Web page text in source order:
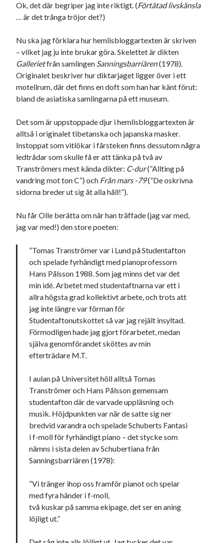
Dessa har något helt annat gemensamt
En amerikansk språkpolis
Egna länkar
Bokstävlar & AI – mitt levebröd. Gå en kurs!
Den stora bloggläsarvärvsveckan
Köttfärslimpan på allas läppar
Länkskolan
Lotten som Sommarpratare (i fantasin alltså: grupp på FB)
Vad ska du laga för mat idag? (Recept!)
Meta
Flöde för kommentarer
WordPress.org
Pejpalla!
Swish: 070-8885542
Ok, det där begriper jag inte riktigt. (Förtätad livskänsla
… är det trånga tröjor det?)
Nu ska jag förklara hur hemlisbloggartexten är skriven
– vilket jag ju inte brukar göra. Skelettet är dikten
Gallerietfrån samlingen Sanningsbarriären(1978).
Originalet beskriver hur diktarjaget ligger över i ett
motellrum, där det finns en doft som han har känt förut:
bland de asiatiska samlingarna på ett museum.
Det som är uppstoppade djur i hemlisbloggartexten är
alltså i originalet tibetanska och japanska masker.
Instoppat som vitlökar i fårsteken finns dessutom några
ledtrådar som skulle få er att tänka på två av
Tranströmers mest kända dikter: C-dur(”Allting på
vandring mot ton C”) och Från mars -79(”De oskrivna
sidorna breder ut sig åt alla håll!”).
Nu får Olle berätta om när han träffade (jag var med,
jag var med!) den store poeten:
”Tomas Tranströmer var i Lund på Studentafton
och spelade fyrhändigt med pianoprofessorn
Hans Pålsson 1988. Som jag minns det var det
min idé. Arbetet med studentaftnarna var ett i
allra högsta grad kollektivt arbete, och trots att
jag inte längre var förman för
Studentaftonutskottet så var jag rejält insyltad.
Förmodligen hade jag gjort förarbetet, medan
själva genomförandet sköttes av min
efterträdare M.T.
I aulan på Universitet höll alltså Tomas
Tranströmer och Hans Pålsson gemensam
studentafton där de varvade uppläsning och
musik. Höjdpunkten var när de satte sig ner
bredvid varandra och spelade Schuberts Fantasi
i f-moll för fyrhändigt piano – det stycke som
nämns i sista delen av Schubertiana från
Sanningsbarriären (1978):
”Vi tränger ihop oss framför pianot och spelar
med fyra händer i f-moll,
två kuskar på samma ekipage, det ser en aning
löjligt ut.”